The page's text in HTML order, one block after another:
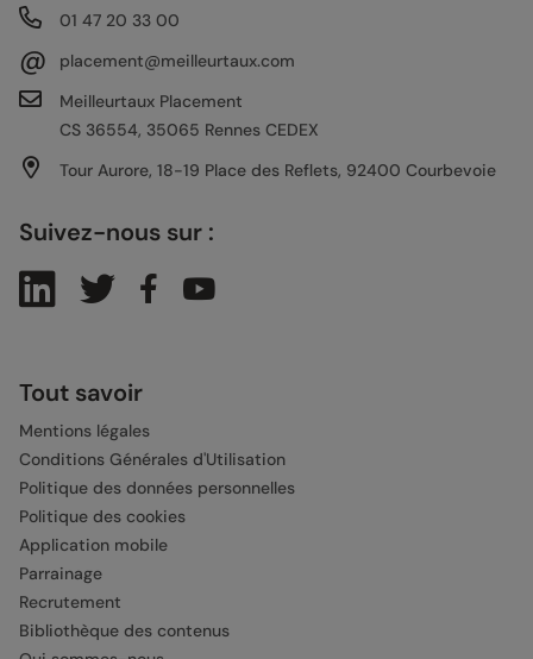
01 47 20 33 00
@
placement@meilleurtaux.com
Meilleurtaux Placement
CS 36554, 35065 Rennes CEDEX
Tour Aurore, 18-19 Place des Reflets, 92400 Courbevoie
Suivez-nous sur :
Tout savoir
Mentions légales
Conditions Générales d'Utilisation
Politique des données personnelles
Politique des cookies
Application mobile
Parrainage
Recrutement
Bibliothèque des contenus